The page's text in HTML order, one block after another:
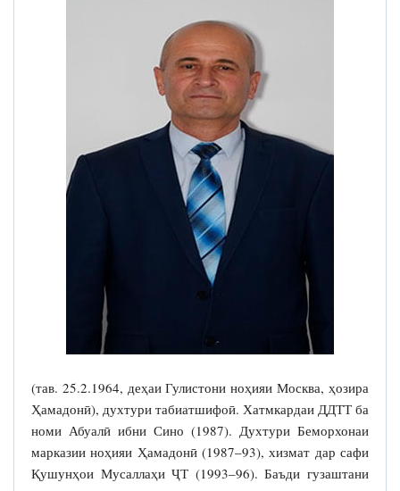
(тав. 25.2.1964, деҳаи Гулистони ноҳияи Москва, ҳозира
Ҳамадонӣ), духтури табиатшифоӣ. Хатмкардаи ДДТТ ба
номи Абуалӣ ибни Сино (1987). Духтури Беморхонаи
марказии ноҳияи Ҳамадонӣ (1987–93), хизмат дар сафи
Қушунҳои Мусаллаҳи ҶТ (1993–96). Баъди гузаштани